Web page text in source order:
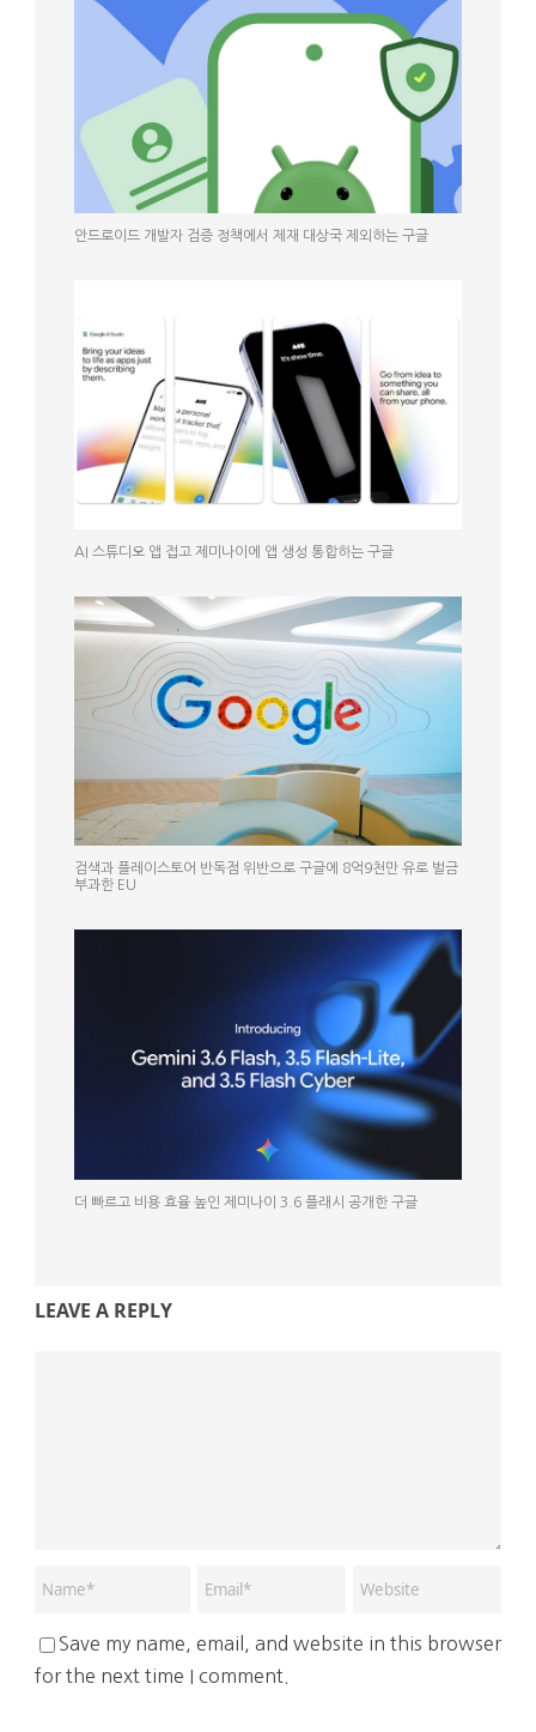
안드로이드 개발자 검증 정책에서 제재 대상국 제외하는 구글
AI 스튜디오 앱 접고 제미나이에 앱 생성 통합하는 구글
검색과 플레이스토어 반독점 위반으로 구글에 8억9천만 유로 벌금
부과한 EU
더 빠르고 비용 효율 높인 제미나이 3.6 플래시 공개한 구글
LEAVE A REPLY
Save my name, email, and website in this browser
for the next time I comment.